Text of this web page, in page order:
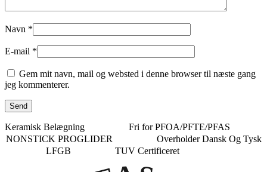
Navn *
E-mail *
Gem mit navn, mail og websted i denne browser til næste gang
jeg kommenterer.
Keramisk Belægning
Fri for PFOA/PFTE/PFAS
NONSTICK PROGLIDER
Overholder Dansk Og Tysk
LFGB
TUV Certificeret